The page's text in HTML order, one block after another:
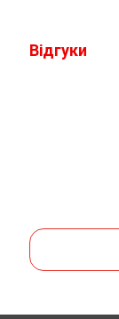
Відгуки